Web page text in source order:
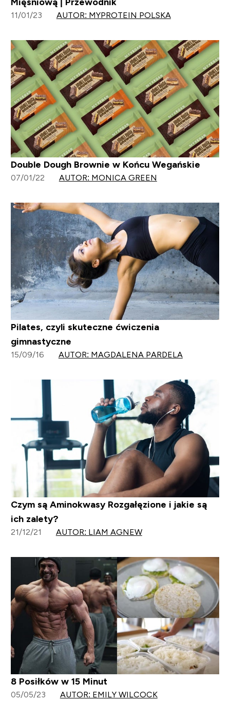
11/01/23 AUTOR: MYPROTEIN POLSKA
Double Dough Brownie w Końcu Wegańskie
07/01/22 AUTOR: MONICA GREEN
Pilates, czyli skuteczne ćwiczenia
gimnastyczne
15/09/16 AUTOR: MAGDALENA PARDELA
Czym są Aminokwasy Rozgałęzione i jakie są
ich zalety?
21/12/21 AUTOR: LIAM AGNEW
8 Posiłków w 15 Minut
05/05/23 AUTOR: EMILY WILCOCK